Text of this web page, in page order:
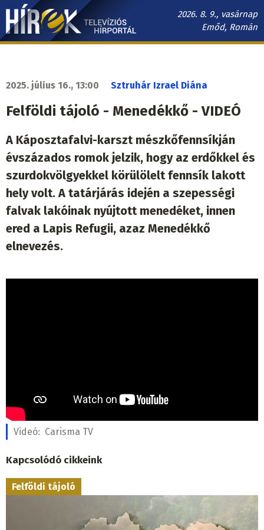
Ugrás
tartalomra
2026. 8. 9., vasárnap
Emőd, Román
Hírek.sk
navigáció
2025. július 16., 13:00 Sztruhár Izrael Diána
Felföldi tájoló - Menedékkő - VIDEÓ
A Káposztafalvi-karszt mészkőfennsíkján
évszázados romok jelzik, hogy az erdőkkel és
szurdokvölgyekkel körülölelt fennsík lakott
hely volt. A tatárjárás idején a szepességi
falvak lakóinak nyújtott menedéket, innen
ered a Lapis Refugii, azaz Menedékkő
elnevezés.
Videó: Carisma TV
Kapcsolódó cikkeink
Felföldi tájoló